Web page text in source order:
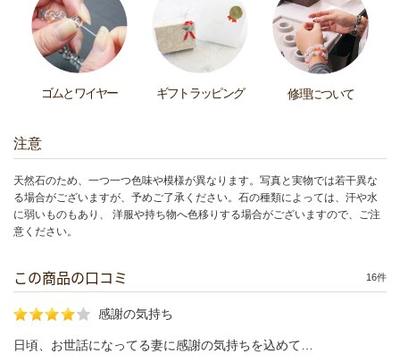
ゴムとワイヤー ギフトラッピング 修理について
注意
天然石のため、一つ一つ色味や模様が異なります。写真と実物では若干異な
る場合がございますが、予めご了承ください。石の種類によっては、汗や水
に弱いものもあり、 洋服や持ち物へ色移りする場合がございますので、ご注
意ください。
この商品の口コミ 16件
感謝の気持ち
日頃、お世話になってる妻に感謝の気持ちを込めて…